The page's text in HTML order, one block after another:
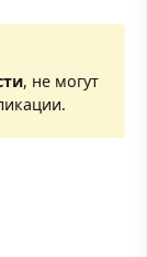
, не могут